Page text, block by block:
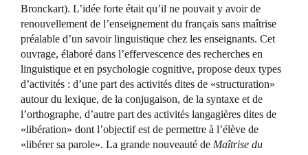
Bronckart). L’idée forte était qu’il ne pouvait y avoir de
renouvellement de l’enseignement du français sans maîtrise
préalable d’un savoir linguistique chez les enseignants. Cet
ouvrage, élaboré dans l’effervescence des recherches en
linguistique et en psychologie cognitive, propose deux types
d’activités : d’une part des activités dites de «structuration»
autour du lexique, de la conjugaison, de la syntaxe et de
l’orthographe, d’autre part des activités langagières dites de
«libération» dont l’objectif est de permettre à l’élève de
«libérer sa parole». La grande nouveauté de Maîtrise du